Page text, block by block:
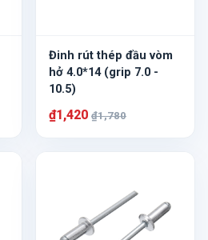
Đinh rút thép đầu vòm
hở 4.0*14 (grip 7.0 -
10.5)
₫1,420 ₫1,780